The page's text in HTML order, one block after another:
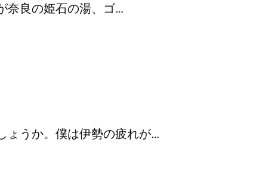
奈良の姫石の湯、ゴ…
ょうか。僕は伊勢の疲れが…